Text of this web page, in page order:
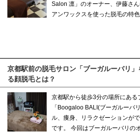
Salon 凛」のオーナー、伊藤さ
アンワックスを使った脱毛の特
京都駅前の脱毛サロン「ブーガルーバリ
る顔脱毛とは？
京都駅から徒歩3分の場所にある
「Boogaloo BALI(ブーガルーバ
ル、痩身、リラクゼーションが
です。 今回はブーガルーバリの